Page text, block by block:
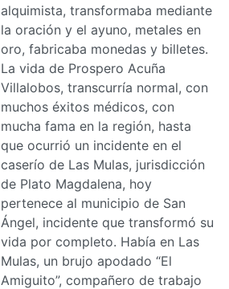
alquimista, transformaba mediante
la oración y el ayuno, metales en
oro, fabricaba monedas y billetes.
La vida de Prospero Acuña
Villalobos, transcurría normal, con
muchos éxitos médicos, con
mucha fama en la región, hasta
que ocurrió un incidente en el
caserío de Las Mulas, jurisdicción
de Plato Magdalena, hoy
pertenece al municipio de San
Ángel, incidente que transformó su
vida por completo. Había en Las
Mulas, un brujo apodado “El
Amiguito”, compañero de trabajo